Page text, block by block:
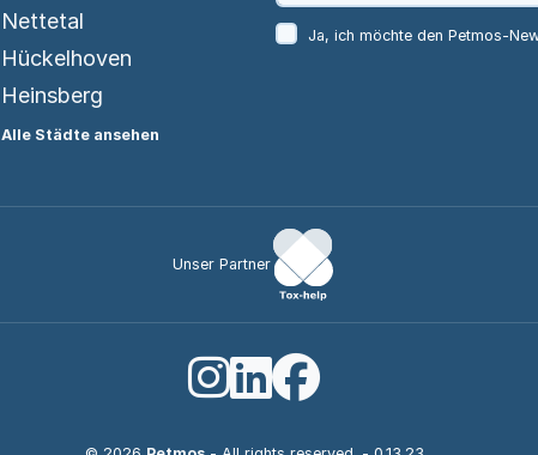
Nettetal
Hückelhoven
Heinsberg
Alle Städte ansehen
Ja, ich möchte den Petmos-
Unser Partner